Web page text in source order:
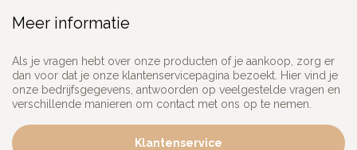
Meer informatie
Als je vragen hebt over onze producten of je aankoop, zorg er
dan voor dat je onze klantenservicepagina bezoekt. Hier vind je
onze bedrijfsgegevens, antwoorden op veelgestelde vragen en
verschillende manieren om contact met ons op te nemen.
Klantenservice